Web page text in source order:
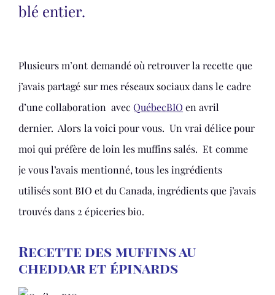
blé entier.
Plusieurs m’ont demandé où retrouver la recette que
j’avais partagé sur mes réseaux sociaux dans le cadre
d’une collaboration avec QuébecBIO en avril
dernier. Alors la voici pour vous. Un vrai délice pour
moi qui préfère de loin les muffins salés. Et comme
je vous l’avais mentionné, tous les ingrédients
utilisés sont BIO et du Canada, ingrédients que j’avais
trouvés dans 2 épiceries bio.
Recette des muffins au
cheddar et épinards